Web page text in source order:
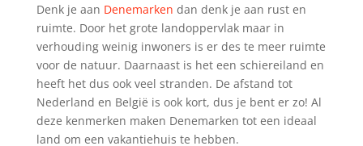
Denk je aan Denemarken dan denk je aan rust en
ruimte. Door het grote landoppervlak maar in
verhouding weinig inwoners is er des te meer ruimte
voor de natuur. Daarnaast is het een schiereiland en
heeft het dus ook veel stranden. De afstand tot
Nederland en België is ook kort, dus je bent er zo! Al
deze kenmerken maken Denemarken tot een ideaal
land om een vakantiehuis te hebben.